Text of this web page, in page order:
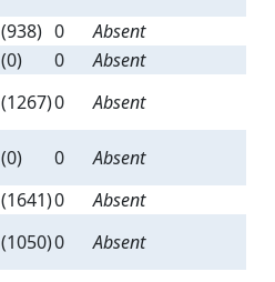
(938) 0
Absent
(0) 0
Absent
(1267)0
Absent
(0) 0
Absent
(1641)0
Absent
(1050)0
Absent